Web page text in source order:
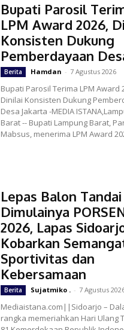
Bupati Parosil
LPM Award 2026,
Konsisten Dukung
Pemberdayaan
Berita Hamdan - 7 Agustus 2026
Bupati Parosil Terima LPM Award
Dinilai Konsisten Dukung
Desa Jakarta -MEDIA ISTANA,Lampung
Barat -- Bupati Lampung Barat,
Mabsus, menerima LPM Award
Lepas Balon Tandai
Dimulainya
2026, Lapas
Kobarkan
Sportivitas dan
Kebersamaan
Berita Sujatmiko . - 7 Agustus
Mediaistana.com||Sidoarjo –
rangka memeriahkan Hari Ulang